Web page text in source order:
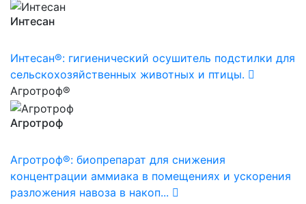
Интесан
Интесан®: гигиенический осушитель подстилки для
сельскохозяйственных животных и птицы.
Агротроф®
Агротроф
Агротроф®: биопрепарат для снижения
концентрации аммиака в помещениях и ускорения
разложения навоза в накоп...